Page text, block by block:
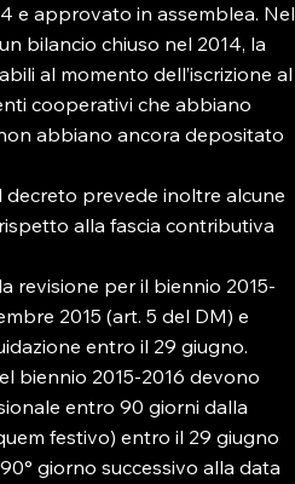
e approvato in assemblea. Nel
bilancio chiuso nel 2014, la
al momento dell’iscrizione al
cooperativi che abbiano
abbiano ancora depositato
prevede inoltre alcune
alla fascia contributiva
revisione per il biennio 2015-
2015 (art. 5 del DM) e
entro il 29 giugno.
biennio 2015-2016 devono
entro 90 giorni dalla
festivo) entro il 29 giugno
giorno successivo alla data